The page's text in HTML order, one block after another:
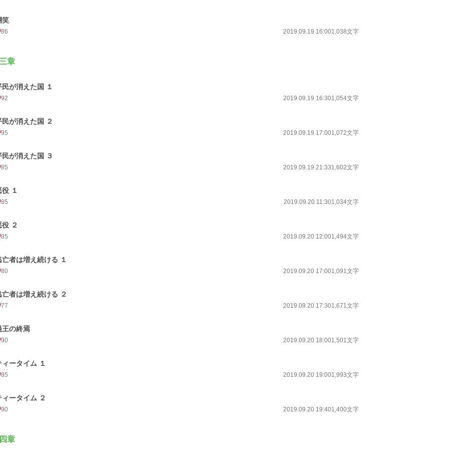
笑
86 2019.09.19 16:001,038文字
章
民が消えた国 １
92 2019.09.19 16:301,054文字
民が消えた国 ２
95 2019.09.19 17:001,072文字
民が消えた国 ３
85 2019.09.19 21:331,602文字
役 １
85 2019.09.20 11:301,034文字
役 ２
85 2019.09.20 12:001,494文字
亡者は増え続ける １
80 2019.09.20 17:001,091文字
亡者は増え続ける ２
77 2019.09.20 17:301,671文字
王の終焉
90 2019.09.20 18:001,501文字
ィータイム １
85 2019.09.20 19:001,993文字
ィータイム ２
90 2019.09.20 19:401,400文字
章